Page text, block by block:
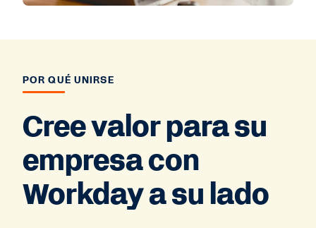
POR QUÉ UNIRSE
Cree valor para su
empresa con
Workday a su lado